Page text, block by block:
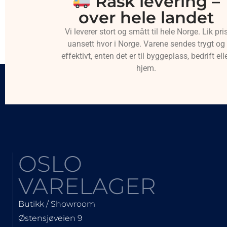
over hele landet
Vi leverer stort og smått til hele Norge. Lik
uansett hvor i Norge. Varene sendes trygt og
effektivt, enten det er til byggeplass, bedrift
hjem.
OSLO
VARELAGER
Butikk / Showroom
Østensjøveien 9